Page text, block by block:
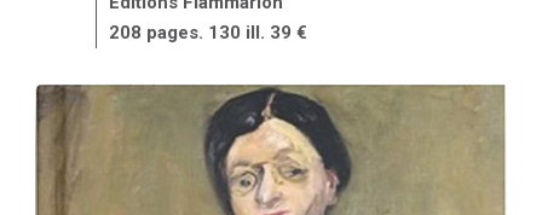
208 pages. 130 ill. 39 €